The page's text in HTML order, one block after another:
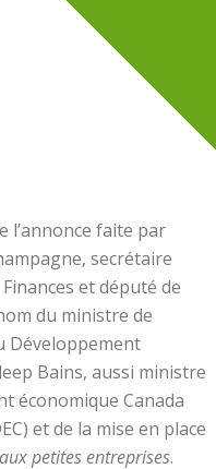
l’annonce faite par
secrétaire
et député de
du ministre de
Développement
Bains, aussi ministre
économique Canada
et de la mise en place
petites entreprises.